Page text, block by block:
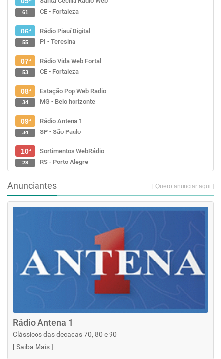
CE - Fortaleza
61
06ª
Rádio Piauí Digital
PI - Teresina
55
07ª
Rádio Vida Web Fortal
CE - Fortaleza
53
08ª
Estação Pop Web Radio
MG - Belo horizonte
34
09ª
Rádio Antena 1
SP - São Paulo
34
10ª
Sortimentos WebRádio
RS - Porto Alegre
28
Anunciantes [ Quero anunciar aqui ]
Rádio Antena 1
Clássicos das decadas 70, 80 e 90
[Saiba Mais]